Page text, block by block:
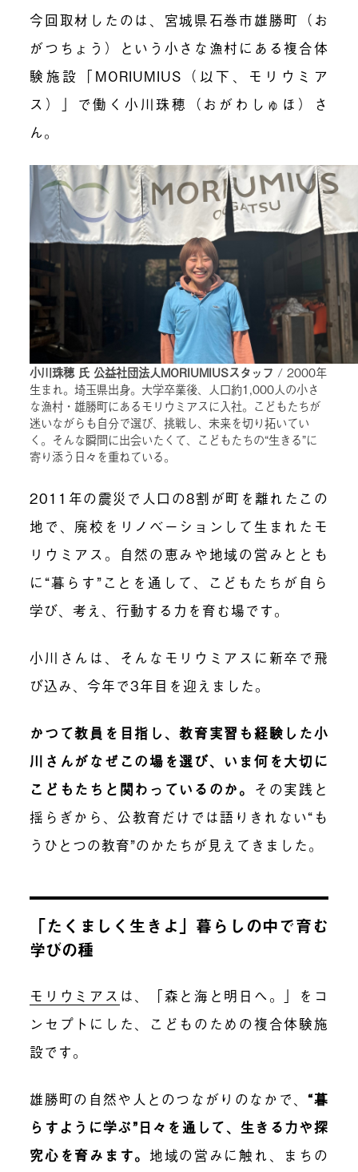
今回取材したのは、宮城県石巻市雄勝町（お
がつちょう）という小さな漁村にある複合体
験施設「MORIUMIUS（以下、モリウミア
ス）」で働く小川珠穂（おがわしゅほ）さ
ん。
小川珠穂 氏 公益社団法人MORIUMIUSスタッフ / 2000年
生まれ。埼玉県出身。大学卒業後、人口約1,000人の小さ
な漁村・雄勝町にあるモリウミアスに入社。こどもたちが
迷いながらも自分で選び、挑戦し、未来を切り拓いてい
く。そんな瞬間に出会いたくて、こどもたちの“生きる”に
寄り添う日々を重ねている。
2011年の震災で人口の8割が町を離れたこの
地で、廃校をリノベーションして生まれたモ
リウミアス。自然の恵みや地域の営みととも
に“暮らす”ことを通して、こどもたちが自ら
学び、考え、行動する力を育む場です。
小川さんは、そんなモリウミアスに新卒で飛
び込み、今年で3年目を迎えました。
かつて教員を目指し、教育実習も経験した小
川さんがなぜこの場を選び、いま何を大切に
こどもたちと関わっているのか。 その実践と
揺らぎから、公教育だけでは語りきれない“も
うひとつの教育”のかたちが見えてきました。
「たくましく生きよ」暮らしの中で育む
学びの種
モリウミアス は、「森と海と明日へ。」をコ
ンセプトにした、こどものための複合体験施
設です。
雄勝町の自然や人とのつながりのなかで、 “暮
らすように学ぶ”日々を通して、生きる力や探
究心を育みます。 地域の営みに触れ、まちの